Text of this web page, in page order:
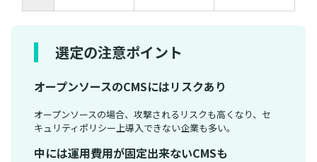
選定の注意ポイント
オープンソースのCMSにはリスクあり
オープンソースの場合、攻撃されるリスクも高くなり、セ
キュリティポリシー上導入できない企業も多い。
中には運用費用が固定出来ないCMSも